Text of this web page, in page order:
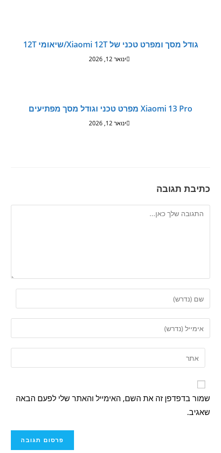
גודל מסך ומפרט טכני של Xiaomi 12T/שיאומי 12T
ינואר 12, 2026
Xiaomi 13 Pro מפרט טכני וגודל מסך מפתיעים
ינואר 12, 2026
כתיבת תגובה
שמור בדפדפן זה את השם, האימייל והאתר שלי לפעם הבאה
שאגיב.